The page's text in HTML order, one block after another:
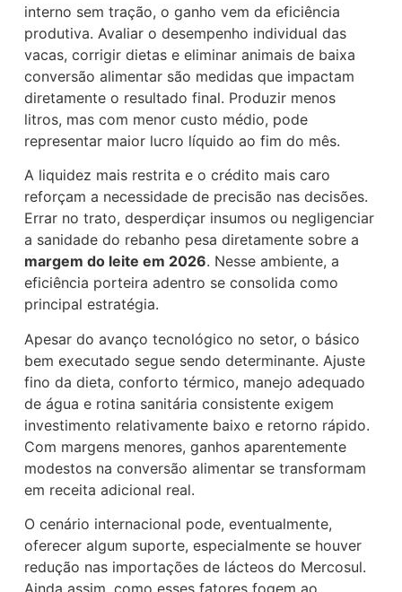
interno sem tração, o ganho vem da eficiência
produtiva. Avaliar o desempenho individual das
vacas, corrigir dietas e eliminar animais de baixa
conversão alimentar são medidas que impactam
diretamente o resultado final. Produzir menos
litros, mas com menor custo médio, pode
representar maior lucro líquido ao fim do mês.
A liquidez mais restrita e o crédito mais caro
reforçam a necessidade de precisão nas decisões.
Errar no trato, desperdiçar insumos ou negligenciar
a sanidade do rebanho pesa diretamente sobre a
margem do leite em 2026. Nesse ambiente, a
eficiência porteira adentro se consolida como
principal estratégia.
Apesar do avanço tecnológico no setor, o básico
bem executado segue sendo determinante. Ajuste
fino da dieta, conforto térmico, manejo adequado
de água e rotina sanitária consistente exigem
investimento relativamente baixo e retorno rápido.
Com margens menores, ganhos aparentemente
modestos na conversão alimentar se transformam
em receita adicional real.
O cenário internacional pode, eventualmente,
oferecer algum suporte, especialmente se houver
redução nas importações de lácteos do Mercosul.